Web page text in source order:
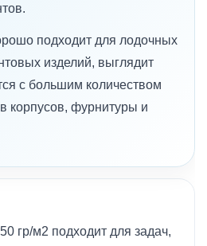
подходит для лодочных
изделий, выглядит
с большим количеством
корпусов, фурнитуры и
гр/м2 подходит для задач,